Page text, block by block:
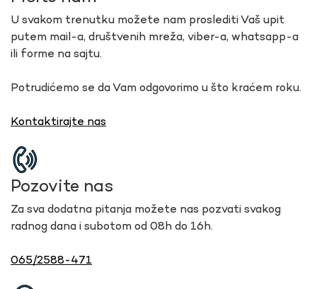
U svakom trenutku možete nam proslediti Vaš upit
putem mail-a, društvenih mreža, viber-a, whatsapp-a
ili forme na sajtu.
Potrudićemo se da Vam odgovorimo u što kraćem roku.
Kontaktirajte nas
Pozovite nas
Za sva dodatna pitanja možete nas pozvati svakog
radnog dana i subotom od 08h do 16h.
065/2588-471